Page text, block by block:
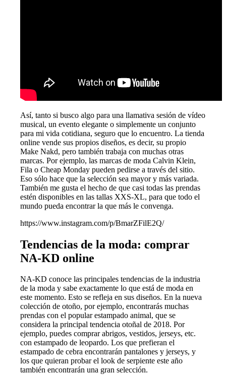
Así, tanto si busco algo para una llamativa sesión de vídeo
musical, un evento elegante o simplemente un conjunto
para mi vida cotidiana, seguro que lo encuentro. La tienda
online vende sus propios diseños, es decir, su propio
Make Nakd, pero también trabaja con muchas otras
marcas. Por ejemplo, las marcas de moda Calvin Klein,
Fila o Cheap Monday pueden pedirse a través del sitio.
Eso sólo hace que la selección sea mayor y más variada.
También me gusta el hecho de que casi todas las prendas
estén disponibles en las tallas XXS-XL, para que todo el
mundo pueda encontrar la que más le convenga.
https://www.instagram.com/p/BmarZFilE2Q/
Tendencias de la moda: comprar
NA-KD online
NA-KD conoce las principales tendencias de la industria
de la moda y sabe exactamente lo que está de moda en
este momento. Esto se refleja en sus diseños. En la nueva
colección de otoño, por ejemplo, encontrarás muchas
prendas con el popular estampado animal, que se
considera la principal tendencia otoñal de 2018. Por
ejemplo, puedes comprar abrigos, vestidos, jerseys, etc.
con estampado de leopardo. Los que prefieran el
estampado de cebra encontrarán pantalones y jerseys, y
los que quieran probar el look de serpiente este año
también encontrarán una gran selección.